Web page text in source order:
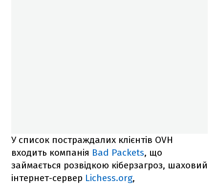
У список постраждалих клієнтів OVH
входить компанія Bad Packets, що
займається розвідкою кіберзагроз, шаховий
інтернет-сервер Lichess.org,